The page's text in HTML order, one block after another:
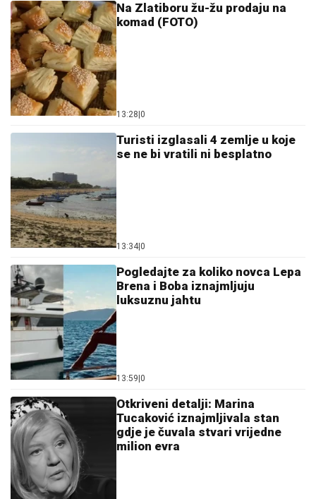
Na Zlatiboru žu-žu prodaju na
komad (FOTO)
13:28 0
Turisti izglasali 4 zemlje u koje
se ne bi vratili ni besplatno
13:34 0
Pogledajte za koliko novca Lepa
Brena i Boba iznajmljuju
luksuznu jahtu
13:59 0
Otkriveni detalji: Marina
Tucaković iznajmljivala stan
gdje je čuvala stvari vrijedne
milion evra